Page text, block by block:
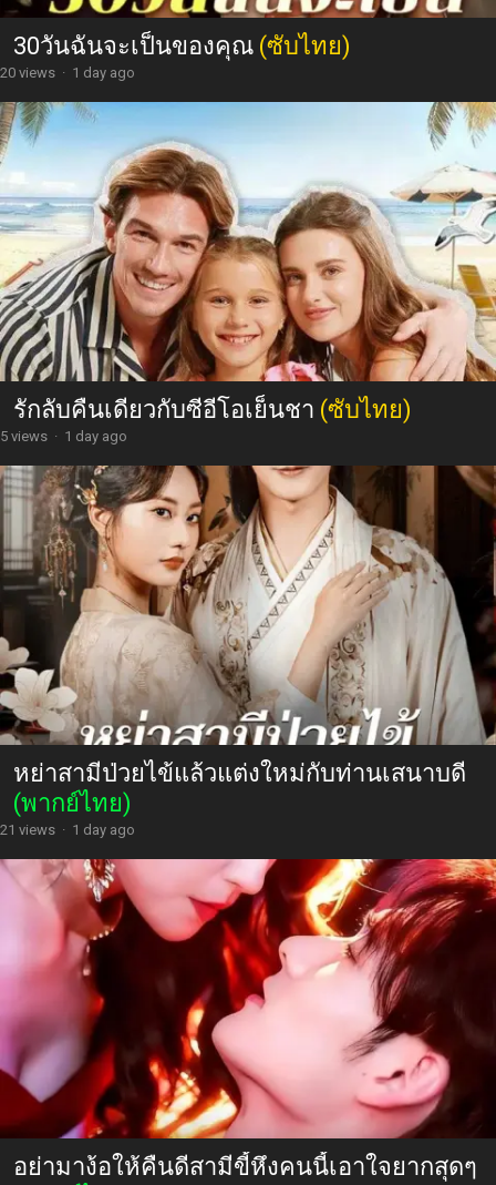
30วันฉันจะเป็นของคุณ (ซับไทย)
20 views · 1 day ago
รักลับคืนเดียวกับซีอีโอเย็นชา (ซับไทย)
5 views · 1 day ago
หย่าสามีป่วยไข้แล้วแต่งใหม่กับท่านเสนาบดี
(พากย์ไทย)
21 views · 1 day ago
อย่ามาง้อให้คืนดีสามีขี้หึงคนนี้เอาใจยากสุดๆ